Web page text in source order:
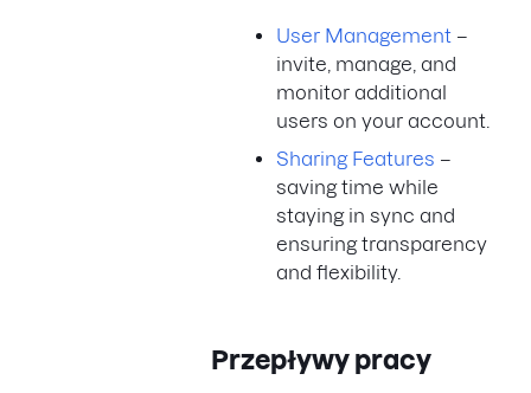
User Management –
invite, manage, and
monitor additional
users on your account.
Sharing Features –
saving time while
staying in sync and
ensuring transparency
and flexibility.
Przepływy pracy